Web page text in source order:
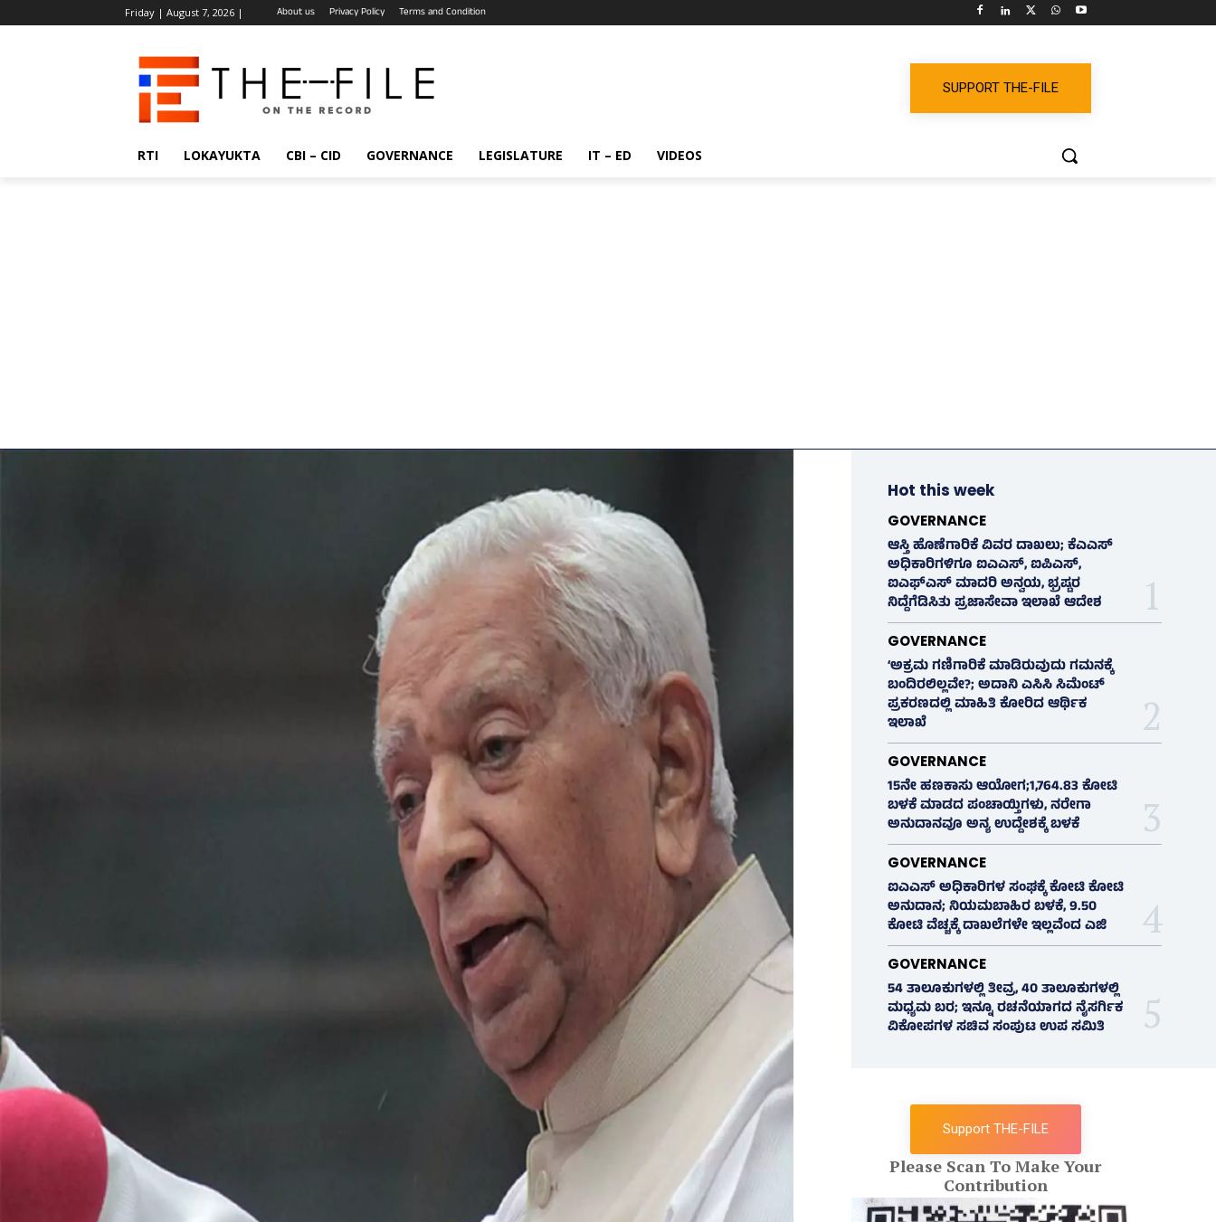
Friday | August 7, 2026 | About us Privacy Policy Terms and Condition
SUPPORT THE-FILE
RTI LOKAYUKTA CBI – CID GOVERNANCE LEGISLATURE IT – ED VIDEOS
Hot this week
GOVERNANCE
ಆಸ್ತಿ ಹೊಣೆಗಾರಿಕೆ ವಿವರ ದಾಖಲು; ಕೆಎಎಸ್
ಅಧಿಕಾರಿಗಳಿಗೂ ಐಎಎಸ್‌, ಐಪಿಎಸ್‌,
ಐಎಫ್‌ಎಸ್‌ ಮಾದರಿ ಅನ್ವಯ, ಭ್ರಷ್ಟರ
ನಿದ್ದೆಗೆಡಿಸಿತು ಪ್ರಜಾಸೇವಾ ಇಲಾಖೆ ಆದೇಶ
GOVERNANCE
‘ಅಕ್ರಮ ಗಣಿಗಾರಿಕೆ ಮಾಡಿರುವುದು ಗಮನಕ್ಕೆ
ಬಂದಿರಲಿಲ್ಲವೇ?; ಅದಾನಿ ಎಸಿಸಿ ಸಿಮೆಂಟ್
ಪ್ರಕರಣದಲ್ಲಿ ಮಾಹಿತಿ ಕೋರಿದ ಆರ್ಥಿಕ
ಇಲಾಖೆ
GOVERNANCE
15ನೇ ಹಣಕಾಸು ಆಯೋಗ;1,764.83 ಕೋಟಿ
ಬಳಕೆ ಮಾಡದ ಪಂಚಾಯ್ತಿಗಳು, ನರೇಗಾ
ಅನುದಾನವೂ ಅನ್ಯ ಉದ್ದೇಶಕ್ಕೆ ಬಳಕೆ
GOVERNANCE
ಐಎಎಸ್‌ ಅಧಿಕಾರಿಗಳ ಸಂಘಕ್ಕೆ ಕೋಟಿ ಕೋಟಿ
ಅನುದಾನ; ನಿಯಮಬಾಹಿರ ಬಳಕೆ, 9.50
ಕೋಟಿ ವೆಚ್ಚಕ್ಕೆ ದಾಖಲೆಗಳೇ ಇಲ್ಲವೆಂದ ಎಜಿ
GOVERNANCE
54 ತಾಲೂಕುಗಳಲ್ಲಿ ತೀವ್ರ, 40 ತಾಲೂಕುಗಳಲ್ಲಿ
ಮಧ್ಯಮ ಬರ; ಇನ್ನೂ ರಚನೆಯಾಗದ ನೈಸರ್ಗಿಕ
ವಿಕೋಪಗಳ ಸಚಿವ ಸಂಪುಟ ಉಪ ಸಮಿತಿ
Support THE-FILE
Please Scan To Make Your
Contribution